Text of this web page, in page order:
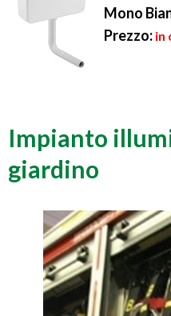
Mono
Prezzo: in
Impianto
giardino